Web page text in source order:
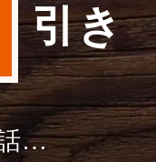
引き
…